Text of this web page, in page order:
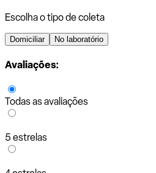
Escolha o tipo de coleta
Domiciliar No laboratório
Avaliações:
Todas as avaliações
5 estrelas